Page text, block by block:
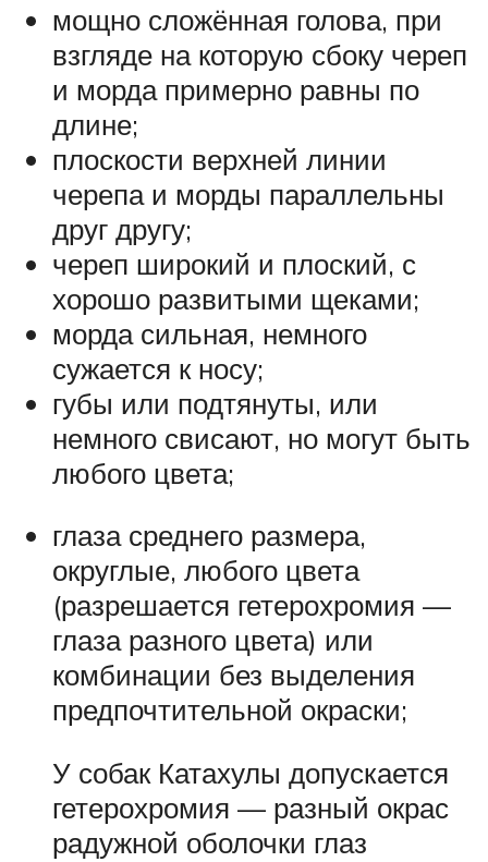
мощно сложённая голова, при
взгляде на которую сбоку череп
и морда примерно равны по
длине;
плоскости верхней линии
черепа и морды параллельны
друг другу;
череп широкий и плоский, с
хорошо развитыми щеками;
морда сильная, немного
сужается к носу;
губы или подтянуты, или
немного свисают, но могут быть
любого цвета;
глаза среднего размера,
округлые, любого цвета
(разрешается гетерохромия —
глаза разного цвета) или
комбинации без выделения
предпочтительной окраски;
У собак Катахулы допускается
гетерохромия — разный окрас
радужной оболочки глаз